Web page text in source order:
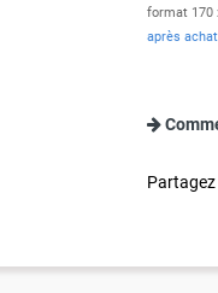
format 170
après achat